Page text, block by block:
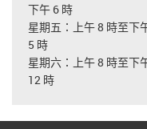
下午 6 時
星期五：上午 8 時至下
5 時
星期六：上午 8 時至下
12 時